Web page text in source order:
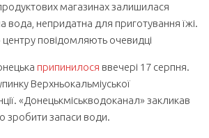
магазинах залишилася
вода, непридатна для приготування їжі.
повідомляють очевидці
припинилося ввечері 17 серпня.
Верхньокальміуської
«Донецькміськводоканал» закликав
зробити запаси води.